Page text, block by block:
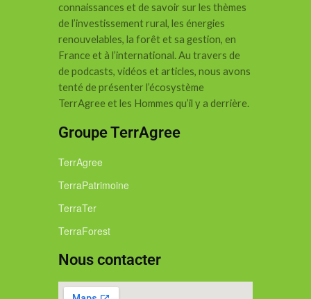
connaissances et de savoir sur les thèmes
de l’investissement rural, les énergies
renouvelables, la forêt et sa gestion, en
France et à l’international.Au travers de
de podcasts, vidéos et articles, nous avons
tenté de présenter l’écosystème
TerrAgree et les Hommes qu’il y a derrière.
Groupe TerrAgree
TerrAgree
TerraPatrimoine
TerraTer
TerraForest
Nous contacter